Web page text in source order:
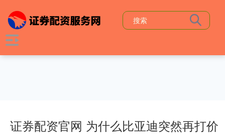
证券配资官网 为什么比亚迪突然再打价